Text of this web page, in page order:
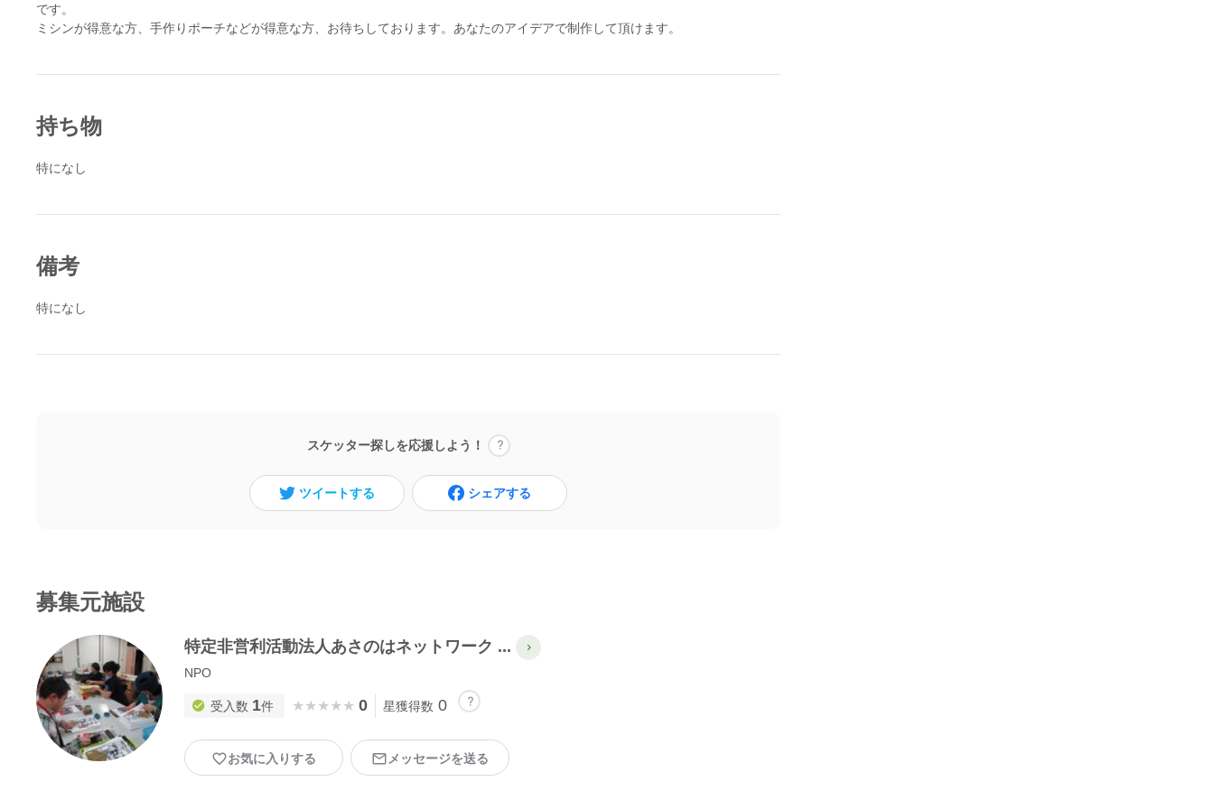
です。
ミシンが得意な方、手作りポーチなどが得意な方、お待ちしております。あなたのアイデアで制作して頂けます。
持ち物
特になし
備考
特になし
スケッター探しを応援しよう！
ツイートする シェアする
募集元施設
特定非営利活動法人あさのはネットワーク ...
NPO
受入数 1件 ★★★★★
★★★★★ 0 星獲得数 0
お気に入りする メッセージを送る